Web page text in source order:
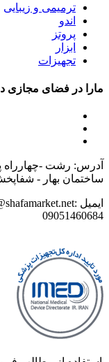
ترمیمی و زیبایی
اندو
پروتز
ابزار
تجهیزات
مارا در فضای مجازی
آدرس: رشت -چهارراه
ساختمان بهار -
ایمیل :info@shafamarket.net شماره تماس :32024-013 و
09051460684